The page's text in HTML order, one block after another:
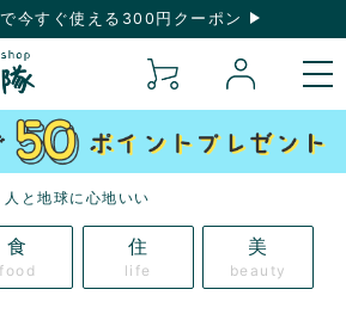
今すぐ使える300円クーポン
人と地球に心地いい
食
food
住
life
美
beauty